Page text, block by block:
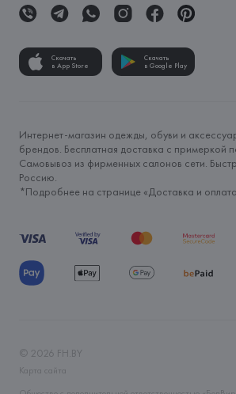
Скачать
в App Store
Скачать
в Google Play
Интернет-магазин одежды, обуви и
брендов. Бесплатная доставка с примеркой
Самовывоз из фирменных салонов сети.
Россию.
*Подробнее на странице «Доставка и оплата
© 2026 FH.BY
Карта сайта